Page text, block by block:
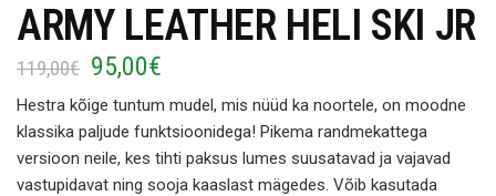
ARMY LEATHER HELI SKI JR
119,00€ Algne
oli:
119,00€.
95,00€
price
is:
95,00€.
Hestra kõige tuntum mudel, mis nüüd ka noortele, on moodne
klassika paljude funktsioonidega! Pikema randmekattega
versioon neile, kes tihti paksus lumes suusatavad ja vajavad
vastupidavat ning sooja kaaslast mägedes. Võib kasutada